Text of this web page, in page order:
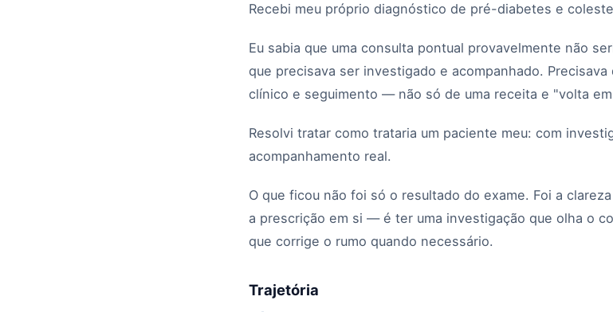
Recebi meu próprio diagnóstico de pré-diabetes e
Eu sabia que uma consulta pontual provavelmente não
que precisava ser investigado e acompanhado.
clínico e seguimento — não só de uma receita e "volta
Resolvi tratar como trataria um paciente meu: com
acompanhamento real.
O que ficou não foi só o resultado do exame. Foi a
a prescrição em si — é ter uma investigação que olha o
que corrige o rumo quando necessário.
Trajetória